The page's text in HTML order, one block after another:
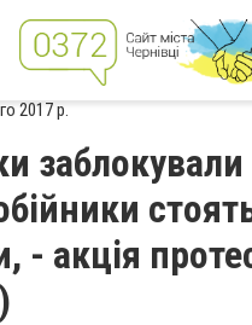
2017 р.
заблокували
- акція